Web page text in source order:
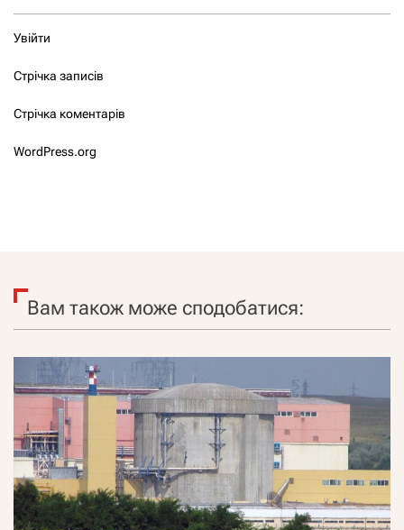
Увійти
Стрічка записів
Стрічка коментарів
WordPress.org
Вам також може сподобатися: